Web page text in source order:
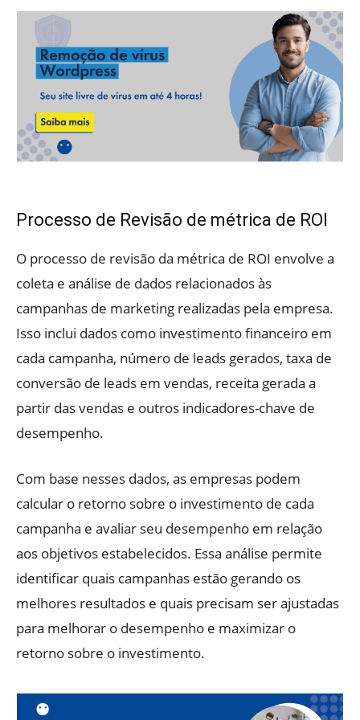
Processo de Revisão de métrica de ROI
O processo de revisão da métrica de ROI envolve a
coleta e análise de dados relacionados às
campanhas de marketing realizadas pela empresa.
Isso inclui dados como investimento financeiro em
cada campanha, número de leads gerados, taxa de
conversão de leads em vendas, receita gerada a
partir das vendas e outros indicadores-chave de
desempenho.
Com base nesses dados, as empresas podem
calcular o retorno sobre o investimento de cada
campanha e avaliar seu desempenho em relação
aos objetivos estabelecidos. Essa análise permite
identificar quais campanhas estão gerando os
melhores resultados e quais precisam ser ajustadas
para melhorar o desempenho e maximizar o
retorno sobre o investimento.